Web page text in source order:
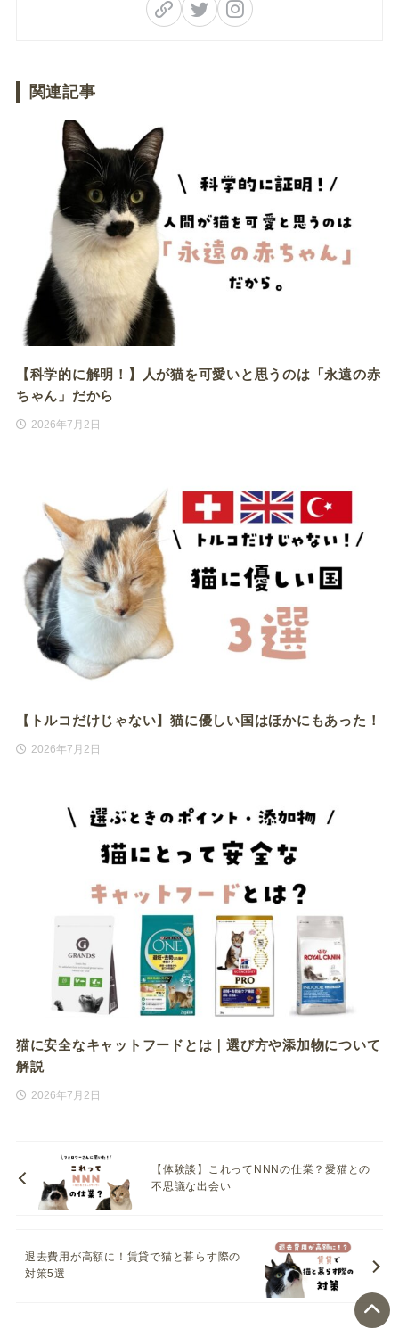
関連記事
【科学的に解明！】人が猫を可愛いと思うのは「永遠の赤
ちゃん」だから
2026年7月2日
【トルコだけじゃない】猫に優しい国はほかにもあった！
2026年7月2日
猫に安全なキャットフードとは｜選び方や添加物について
解説
2026年7月2日
【体験談】これってNNNの仕業？愛猫との
不思議な出会い
退去費用が高額に！賃貸で猫と暮らす際の
対策5選